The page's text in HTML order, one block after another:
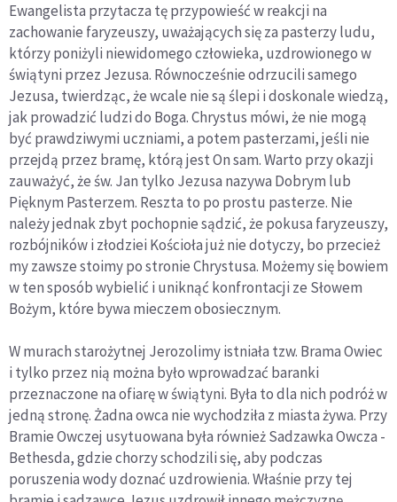
Ewangelista przytacza tę przypowieść w reakcji na
zachowanie faryzeuszy, uważających się za pasterzy ludu,
którzy poniżyli niewidomego człowieka, uzdrowionego w
świątyni przez Jezusa. Równocześnie odrzucili samego
Jezusa, twierdząc, że wcale nie są ślepi i doskonale wiedzą,
jak prowadzić ludzi do Boga. Chrystus mówi, że nie mogą
być prawdziwymi uczniami, a potem pasterzami, jeśli nie
przejdą przez bramę, którą jest On sam. Warto przy okazji
zauważyć, że św. Jan tylko Jezusa nazywa Dobrym lub
Pięknym Pasterzem. Reszta to po prostu pasterze. Nie
należy jednak zbyt pochopnie sądzić, że pokusa faryzeuszy,
rozbójników i złodziei Kościoła już nie dotyczy, bo przecież
my zawsze stoimy po stronie Chrystusa. Możemy się bowiem
w ten sposób wybielić i uniknąć konfrontacji ze Słowem
Bożym, które bywa mieczem obosiecznym.
W murach starożytnej Jerozolimy istniała tzw. Brama Owiec
i tylko przez nią można było wprowadzać baranki
przeznaczone na ofiarę w świątyni. Była to dla nich podróż w
jedną stronę. Żadna owca nie wychodziła z miasta żywa. Przy
Bramie Owczej usytuowana była również Sadzawka Owcza -
Bethesda, gdzie chorzy schodzili się, aby podczas
poruszenia wody doznać uzdrowienia. Właśnie przy tej